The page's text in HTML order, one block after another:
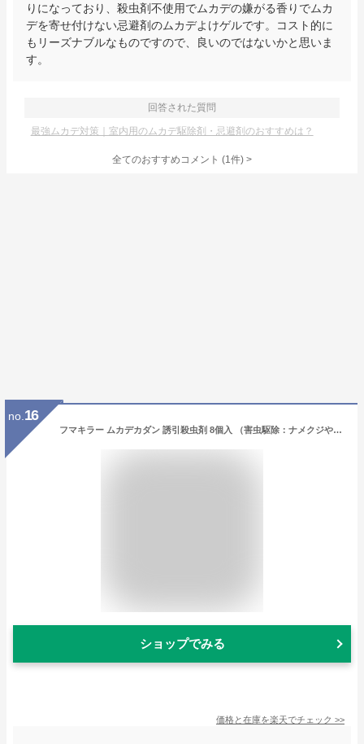
りになっており、殺虫剤不使用でムカデの嫌がる香りでムカ
デを寄せ付けない忌避剤のムカデよけゲルです。コスト的に
もリーズナブルなものですので、良いのではないかと思いま
す。
回答された質問
最強ムカデ対策｜室内用のムカデ駆除剤・忌避剤のおすすめは？
全てのおすすめコメント (1件) >
no. 16
フマキラー ムカデカダン 誘引殺虫剤 8個入 （害虫駆除：ナメクジやダンゴムシ、アリ、ヤスデ）(4902424440959)
ショップでみる
価格と在庫を楽天でチェック >>